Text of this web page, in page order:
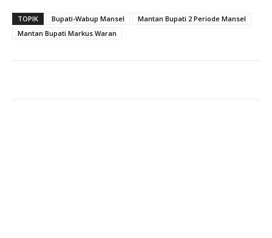
TOPIK Bupati-Wabup Mansel
Mantan Bupati 2 Periode Mansel
Mantan Bupati Markus Waran